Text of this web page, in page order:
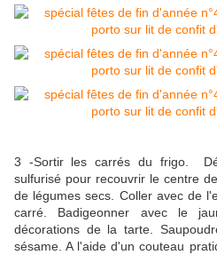
3 -Sortir les carrés du frigo.
sulfurisé pour recouvrir le centre
de légumes secs. Coller avec de
carré. Badigeonner avec le
décorations de la tarte.
sésame. A l'aide d'un couteau